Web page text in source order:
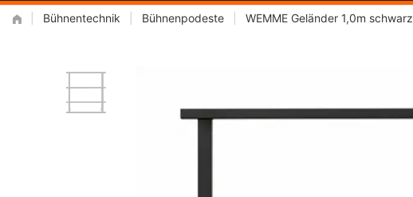
Bühnentechnik Bühnenpodeste WEMME Geländer 1,0m schwarz